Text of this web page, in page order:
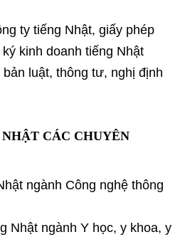
ty tiếng Nhật, giấy phép
kinh doanh tiếng Nhật
luật, thông tư, nghị định
CÁC CHUYÊN
ngành Công nghệ thông
Nhật ngành Y học, y khoa, y